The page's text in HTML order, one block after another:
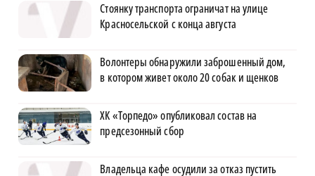
Стоянку транспорта ограничат на улице
Красносельской с конца августа
Волонтеры обнаружили заброшенный дом,
в котором живет около 20 собак и щенков
ХК «Торпедо» опубликовал состав на
предсезонный сбор
Владельца кафе осудили за отказ пустить